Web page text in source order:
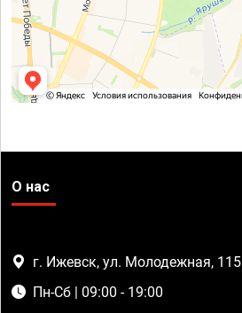
О нас
г. Ижевск, ул. Молодежная, 115
Пн-Сб | 09:00 - 19:00